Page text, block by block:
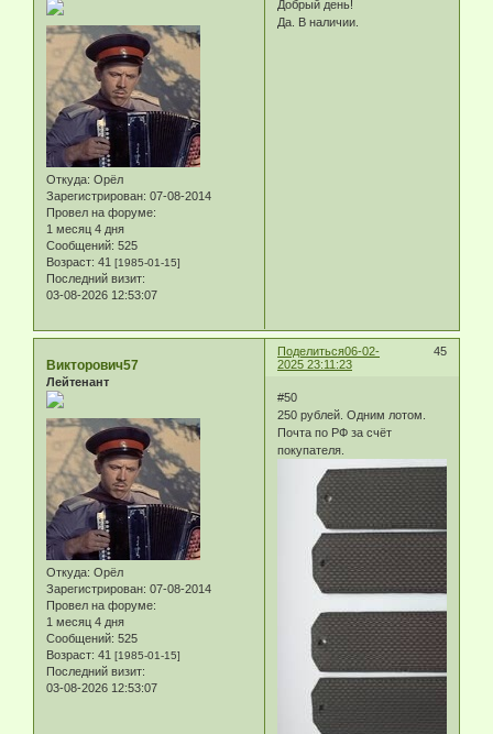
Откуда: Орёл
Зарегистрирован: 07-08-2014
Провел на форуме:
1 месяц 4 дня
Сообщений: 525
Возраст: 41 [1985-01-15]
Последний визит:
03-08-2026 12:53:07
Добрый день!
Да. В наличии.
Поделиться 45
06-02-
2025 23:11:23
Викторович57
Лейтенант
Откуда: Орёл
Зарегистрирован: 07-08-2014
Провел на форуме:
1 месяц 4 дня
Сообщений: 525
Возраст: 41 [1985-01-15]
Последний визит:
03-08-2026 12:53:07
#50
250 рублей. Одним лотом.
Почта по РФ за счёт
покупателя.